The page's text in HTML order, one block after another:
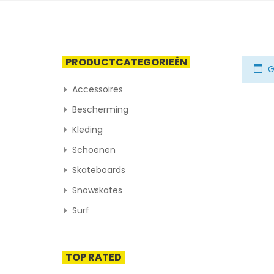
PRODUCTCATEGORIEËN
Accessoires
Bescherming
Kleding
Schoenen
Skateboards
Snowskates
Surf
TOP RATED